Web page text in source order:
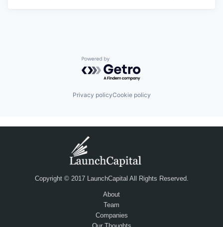
Powered by Getro.com
Privacy policyCookie policy
Copyright © 2017 LaunchCapital All Rights Reserved.
About
Team
Companies